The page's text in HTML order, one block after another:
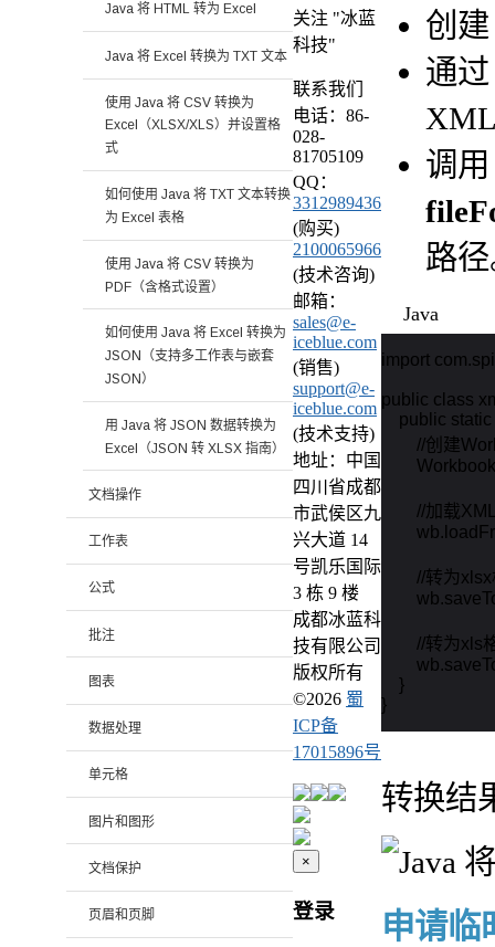
创
通
调
路
Java
import
public class
public
//创建
//加载
//转为
//转为
    }
}
转换结
申请临
Java 将 HTML 转为 Excel
Java 将 Excel 转换为 TXT 文本
使用 Java 将 CSV 转换为
Excel（XLSX/XLS）并设置格
式
如何使用 Java 将 TXT 文本转换
为 Excel 表格
使用 Java 将 CSV 转换为
PDF（含格式设置）
如何使用 Java 将 Excel 转换为
JSON（支持多工作表与嵌套
JSON）
用 Java 将 JSON 数据转换为
Excel（JSON 转 XLSX 指南）
文档操作
工作表
公式
批注
图表
数据处理
单元格
图片和图形
文档保护
页眉和页脚
关注 "冰蓝
科技"
联系我们
电话：86-
028-
81705109
QQ：
3312989436
(购买)
2100065966
(技术咨询)
邮箱：
sales@e-
iceblue.com
(销售)
support@e-
iceblue.com
(技术支持)
地址：中国
四川省成都
市武侯区九
兴大道 14
号凯乐国际
3 栋 9 楼
成都冰蓝科
技有限公司
版权所有
©2026 蜀
ICP备
17015896号
×
登录